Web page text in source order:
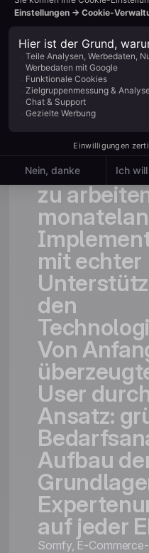
Kundenstimme
schnell
„Wir
dasuns
schneller
zu
mitechter
den
Von
User
Ansatz:
Aufbau
auf jeder
Somfy, E-